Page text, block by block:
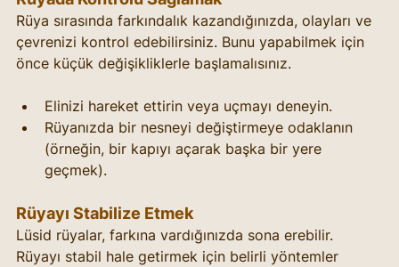
Rüya sırasında farkındalık kazandığınızda, olayları ve
çevrenizi kontrol edebilirsiniz. Bunu yapabilmek için
önce küçük değişikliklerle başlamalısınız.
Elinizi hareket ettirin veya uçmayı deneyin.
Rüyanızda bir nesneyi değiştirmeye odaklanın
(örneğin, bir kapıyı açarak başka bir yere
geçmek).
Rüyayı Stabilize Etmek
Lüsid rüyalar, farkına vardığınızda sona erebilir.
Rüyayı stabil hale getirmek için belirli yöntemler